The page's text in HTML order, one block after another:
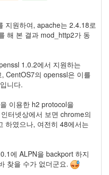
지원하여, apache는 2.4.18로
해 본 결과 mod_http2가 동
1.0.2에서 지원하는
CentOS7의 openssl은 이를
니다.
이용한 h2 protocol을
터넷상에서 보면 chrome의
하였으나, 여전히 48에서는
에 ALPN을 backport 하지
찾을 수가 없더군요.